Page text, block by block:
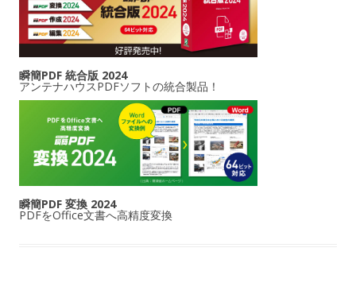
瞬簡PDF 統合版 2024
アンテナハウスPDFソフトの統合製品！
瞬簡PDF 変換 2024
PDFをOffice文書へ高精度変換